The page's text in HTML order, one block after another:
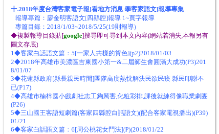
十.2018年度台灣客家電子報[看地方消息 學客家語文]報導專集
報導專篇：廖金明客語文[四縣腔]報導 1~頁字報導
專篇目錄：2018/1/03~2018/5/25(19則報導)
◆複製報導目錄貼[google]搜尋即可尋到本文內容(網站若消失,本報另有
圖文存底)
1◆客家白話語文篇：5[一家人共樣的貨色](p2)2018/01/03
2◆2018年高雄市美濃區吉東國小第一&二屆師生會圓滿大成功(P3)201
8/01/07
3◆花蓮縣政府[縣長親民時間]團隊高度熱忱解決民欲民瘼 縣民叩謝不
已(P17)
4◆高雄市楠梓國小戲劇社志工夠厲害,化粧彩排,課後就練得像職業劇團
(P26)
5◆三山國王客語短劇篇(客家四縣腔白話語文)(配合客家電視播出)(P39)
01/21
6◆客家白話語文篇：6[周公桃花女鬥法](P)(2018/01/22